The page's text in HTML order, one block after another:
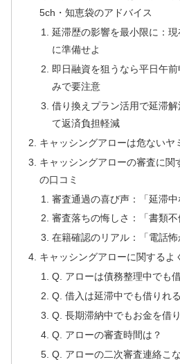
5ch・知恵袋のアドバイス
延滞歴の影響を最小限に：
に準備せよ
即日融資を狙うなら平日午
みで要注意
借り換えプラン活用で延滞
て返済負担軽減
キャッシングアローは危ないヤ
キャッシングアローの審査に関
の口コミ
審査通過の喜び声：「延滞中
審査落ちの悔しさ：「書類不
在籍確認のリアル：「電話怖
キャッシングアローに関するよ
Q. アローは債務整理中でも
Q. 借入は延滞中でも借りれ
Q. 長期滞納中でもお金を借
Q. アローの審査時間は？
Q. アローの二次審査連絡こ